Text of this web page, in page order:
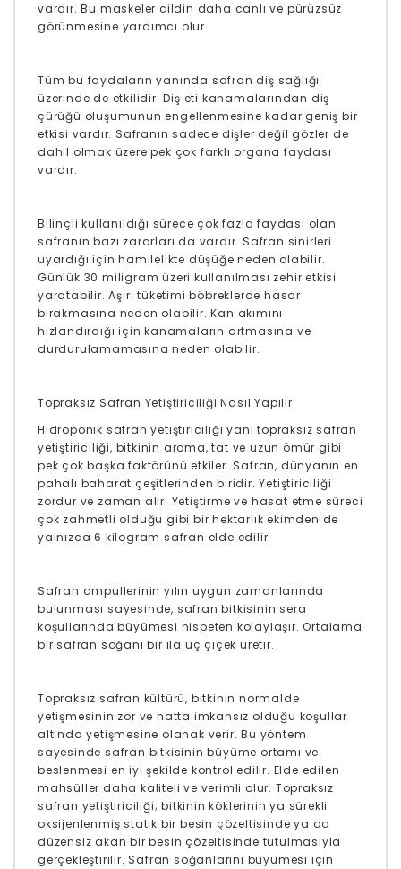
vardır. Bu maskeler cildin daha canlı ve pürüzsüz
görünmesine yardımcı olur.
Tüm bu faydaların yanında safran diş sağlığı
üzerinde de etkilidir. Diş eti kanamalarından diş
çürüğü oluşumunun engellenmesine kadar geniş bir
etkisi vardır. Safranın sadece dişler değil gözler de
dahil olmak üzere pek çok farklı organa faydası
vardır.
Bilinçli kullanıldığı sürece çok fazla faydası olan
safranın bazı zararları da vardır. Safran sinirleri
uyardığı için hamilelikte düşüğe neden olabilir.
Günlük 30 miligram üzeri kullanılması zehir etkisi
yaratabilir. Aşırı tüketimi böbreklerde hasar
bırakmasına neden olabilir. Kan akımını
hızlandırdığı için kanamaların artmasına ve
durdurulamamasına neden olabilir.
Topraksız Safran Yetiştiriciliği Nasıl Yapılır
Hidroponik safran yetiştiriciliği yani topraksız safran
yetiştiriciliği, bitkinin aroma, tat ve uzun ömür gibi
pek çok başka faktörünü etkiler. Safran, dünyanın en
pahalı baharat çeşitlerinden biridir. Yetiştiriciliği
zordur ve zaman alır. Yetiştirme ve hasat etme süreci
çok zahmetli olduğu gibi bir hektarlık ekimden de
yalnızca 6 kilogram safran elde edilir.
Safran ampullerinin yılın uygun zamanlarında
bulunması sayesinde, safran bitkisinin sera
koşullarında büyümesi nispeten kolaylaşır. Ortalama
bir safran soğanı bir ila üç çiçek üretir.
Topraksız safran kültürü, bitkinin normalde
yetişmesinin zor ve hatta imkansız olduğu koşullar
altında yetişmesine olanak verir. Bu yöntem
sayesinde safran bitkisinin büyüme ortamı ve
beslenmesi en iyi şekilde kontrol edilir. Elde edilen
mahsüller daha kaliteli ve verimli olur. Topraksız
safran yetiştiriciliği; bitkinin köklerinin ya sürekli
oksijenlenmiş statik bir besin çözeltisinde ya da
düzensiz akan bir besin çözeltisinde tutulmasıyla
gerçekleştirilir. Safran soğanlarını büyümesi için